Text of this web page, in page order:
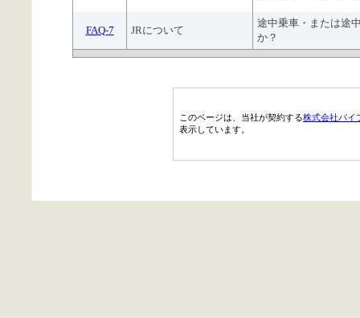
FAQ-7 JRについて
途中乗車・または途
か？
このページは、当社が契約する株式会社パイ
表示しています。